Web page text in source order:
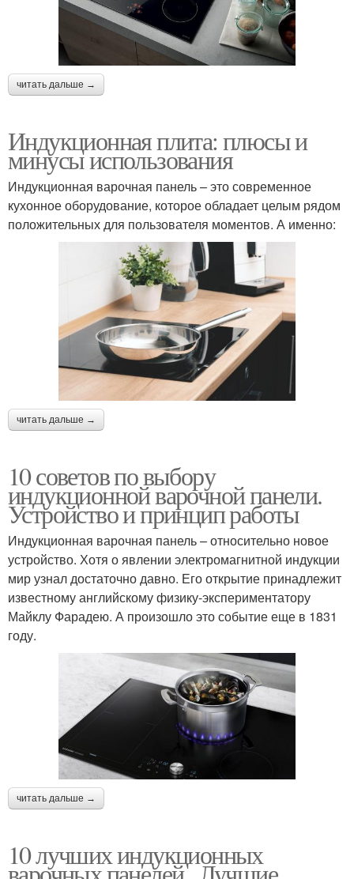
читать дальше →
Индукционная плита: плюсы и
минусы использования
Индукционная варочная панель – это современное
кухонное оборудование, которое обладает целым рядом
положительных для пользователя моментов. А именно:
читать дальше →
10 советов по выбору
индукционной варочной панели.
Устройство и принцип работы
Индукционная варочная панель – относительно новое
устройство. Хотя о явлении электромагнитной индукции
мир узнал достаточно давно. Его открытие принадлежит
известному английскому физику-экспериментатору
Майклу Фарадею. А произошло это событие еще в 1831
году.
читать дальше →
10 лучших индукционных